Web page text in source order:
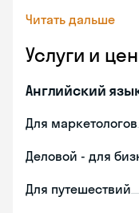
Читать дальше
Услуги и
Английский
Для маркетологов
Деловой - для
Для путешествий